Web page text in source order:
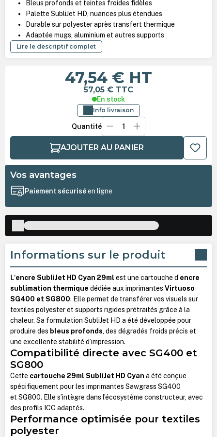
Bleus profonds et teintes froides fidèles
Palette SubliJet HD, nuances plus étendues
Durable sur polyester après transfert thermique
Adaptée mugs, aluminium et autres supports
Lire le descriptif complet
47,54 € HT
57,05 € TTC
En stock
Info livraison
Quantité
AJOUTER AU PANIER
Vos avantages
Paiement sécuriséen ligne
Informations sur le produit
L'encre SubliJet HD Cyan 29ml est une cartouche d’encre
sublimation thermique dédiée aux imprimantes Virtuoso
SG400 et SG800. Elle permet de transférer vos visuels sur
textiles polyester et supports rigides prétraités grâce à la
chaleur. Sa formulation SubliJet HD a été développée pour
produire des bleus profonds, des dégradés froids précis et
une excellente stabilité d’impression.
Compatibilité directe avec SG400 et
SG800
Cette cartouche 29ml SubliJet HD Cyan a été conçue
spécifiquement pour les imprimantes Sawgrass SG400
et SG800. Elle s’intègre dans l’écosystème constructeur, avec
des profils ICC adaptés.
Performance optimisée pour textiles
polyester